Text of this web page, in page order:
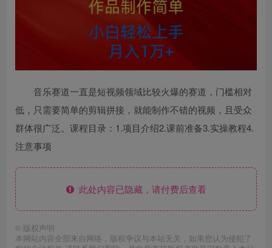
音乐赛道一直是短视频领域比较火爆的赛道，门槛相对
低，只需要简单的剪辑拼接，就能制作不错的视频，且受众
群体很广泛。课程目录：1.项目介绍2.课前准备3.实操教程4.
注意事项
此处内容已隐藏，请付费后查看
© 版权声明
本网站内容全部来自网络，版权争议与本站无关，如果您认为侵犯了